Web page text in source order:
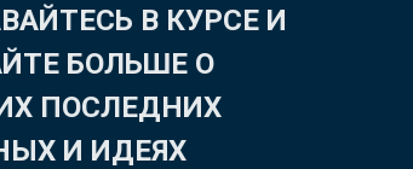
В КУРСЕ И
БОЛЬШЕ О
ПОСЛЕДНИХ
И ИДЕЯХ